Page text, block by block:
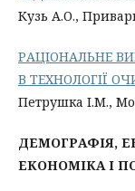
Кузь А.О.,
РАЦІОНАЛЬНЕ
В ТЕХНОЛОГІЇ
Петрушка І.М.,
ДЕМОГРАФІЯ,
ЕКОНОМІКА І